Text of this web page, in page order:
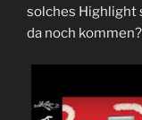
solches Highlight
da noch kommen?